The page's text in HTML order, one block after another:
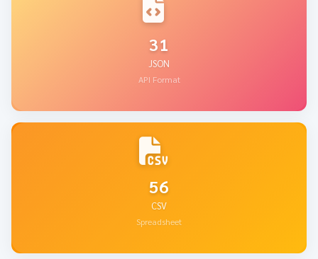
31
JSON
API Format
56
CSV
Spreadsheet